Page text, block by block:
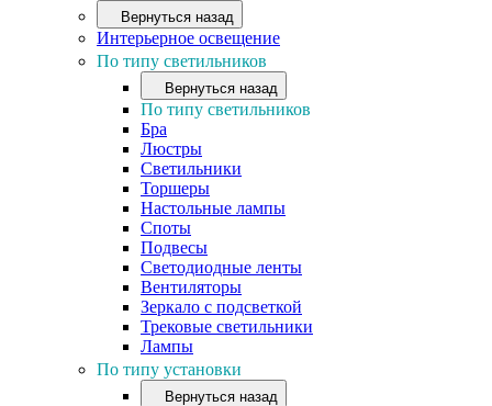
Вернуться назад
Интерьерное освещение
По типу светильников
Вернуться назад
По типу светильников
Бра
Люстры
Светильники
Торшеры
Настольные лампы
Споты
Подвесы
Светодиодные ленты
Вентиляторы
Зеркало с подсветкой
Трековые светильники
Лампы
По типу установки
Вернуться назад